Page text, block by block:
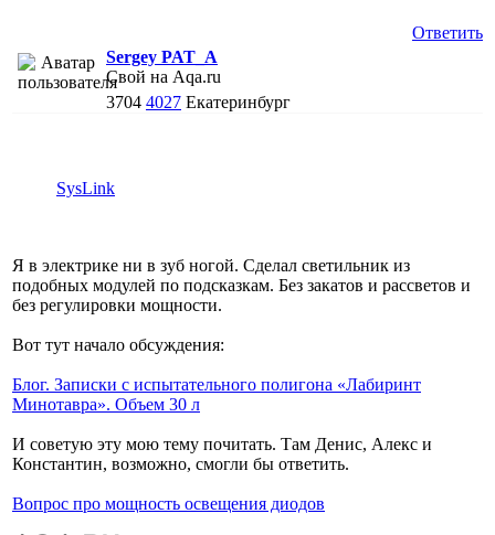
Ответить
Sergey PAT_A
Свой на Aqa.ru
3704 4027 Екатеринбург
SysLink
Я в электрике ни в зуб ногой. Сделал светильник из
подобных модулей по подсказкам. Без закатов и рассветов и
без регулировки мощности.
Вот тут начало обсуждения:
Блог. Записки с испытательного полигона «Лабиринт
Минотавра». Объем 30 л
И советую эту мою тему почитать. Там Денис, Алекс и
Константин, возможно, смогли бы ответить.
Вопрос про мощность освещения диодов